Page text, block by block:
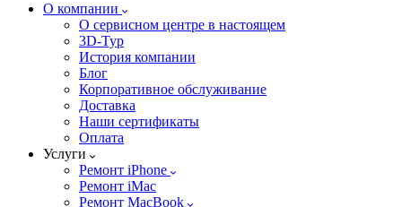
О компании
О сервисном центре в настоящем
3D-Тур
История компании
Блог
Корпоративное обслуживание
Доставка
Наши сертификаты
Оплата
Услуги
Ремонт iPhone
Ремонт iMac
Ремонт MacBook